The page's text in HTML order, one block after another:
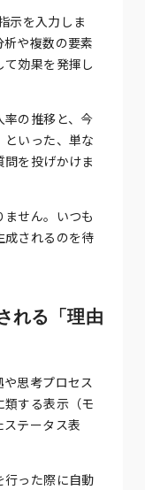
示を入力しま
や複数の要素
効果を発揮し
の推移と、今
いった、単な
を投げかけま
せん。いつも
成されるのを待
れる「理由
思考プロセス
する表示（モ
テータス表
行った際に自動